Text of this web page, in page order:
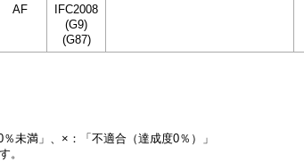
AF
IFC2008
(G9)
(G87)
未満」、×：「不適合（達成度0％）」
。